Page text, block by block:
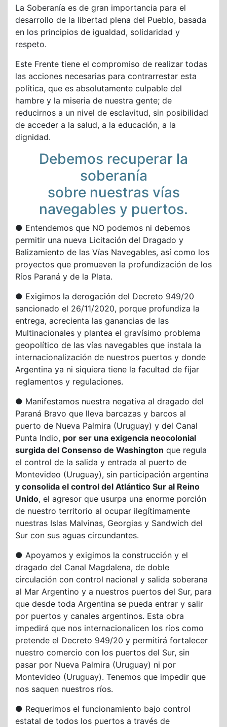
La Soberanía es de gran importancia para el
desarrollo de la libertad plena del Pueblo, basada
en los principios de igualdad, solidaridad y
respeto.
Este Frente tiene el compromiso de realizar todas
las acciones necesarias para contrarrestar esta
política, que es absolutamente culpable del
hambre y la miseria de nuestra gente; de
reducirnos a un nivel de esclavitud, sin posibilidad
de acceder a la salud, a la educación, a la
dignidad.
Debemos recuperar la
soberanía
sobre nuestras vías
navegables y puertos.
● Entendemos que NO podemos ni debemos
permitir una nueva Licitación del Dragado y
Balizamiento de las Vías Navegables, así como los
proyectos que promueven la profundización de los
Ríos Paraná y de la Plata.
● Exigimos la derogación del Decreto 949/20
sancionado el 26/11/2020, porque profundiza la
entrega, acrecienta las ganancias de las
Multinacionales y plantea el gravísimo problema
geopolítico de las vías navegables que instala la
internacionalización de nuestros puertos y donde
Argentina ya ni siquiera tiene la facultad de fijar
reglamentos y regulaciones.
● Manifestamos nuestra negativa al dragado del
Paraná Bravo que lleva barcazas y barcos al
puerto de Nueva Palmira (Uruguay) y del Canal
Punta Indio, por ser una exigencia neocolonial
surgida del Consenso de Washington que regula
el control de la salida y entrada al puerto de
Montevideo (Uruguay), sin participación argentina
y consolida el control del Atlántico Sur al Reino
Unido, el agresor que usurpa una enorme porción
de nuestro territorio al ocupar ilegítimamente
nuestras Islas Malvinas, Georgias y Sandwich del
Sur con sus aguas circundantes.
● Apoyamos y exigimos la construcción y el
dragado del Canal Magdalena, de doble
circulación con control nacional y salida soberana
al Mar Argentino y a nuestros puertos del Sur, para
que desde toda Argentina se pueda entrar y salir
por puertos y canales argentinos. Esta obra
impedirá que nos internacionalicen los ríos como
pretende el Decreto 949/20 y permitirá fortalecer
nuestro comercio con los puertos del Sur, sin
pasar por Nueva Palmira (Uruguay) ni por
Montevideo (Uruguay). Tenemos que impedir que
nos saquen nuestros ríos.
● Requerimos el funcionamiento bajo control
estatal de todos los puertos a través de